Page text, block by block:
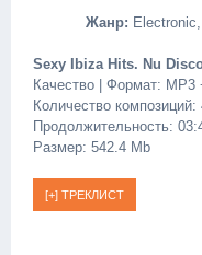
Жанр:
Sexy Ibiza Hits. Nu
Качество | Формат:
Количество композиций:
Продолжительность:
Размер: 542.4 Mb